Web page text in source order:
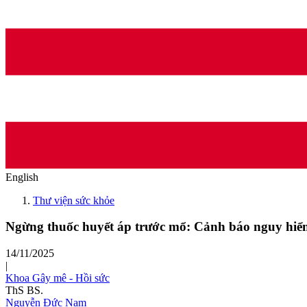
English
Thư viện sức khỏe
Ngừng thuốc huyết áp trước mổ: Cảnh báo nguy
14/11/2025
|
Khoa Gây mê - Hồi sức
ThS BS.
Nguyễn Đức Nam